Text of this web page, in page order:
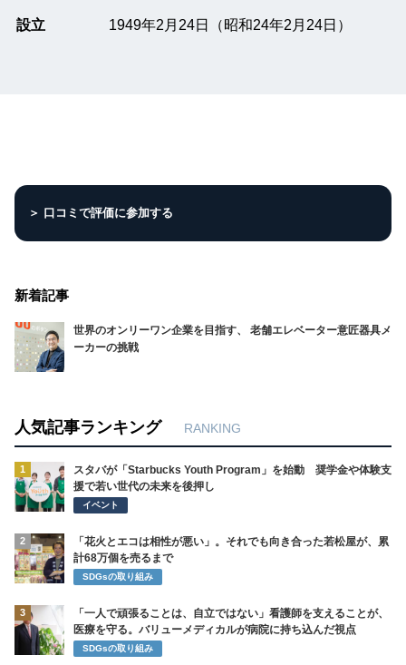
設立 1949年2月24日（昭和24年2月24日）
＞ 口コミで評価に参加する
新着記事
世界のオンリーワン企業を目指す、 老舗エレベーター意匠器具メ
ーカーの挑戦
人気記事ランキング RANKING
1
スタバが「Starbucks Youth Program」を始動 奨学金や体験支
援で若い世代の未来を後押し
イベント
2
「花火とエコは相性が悪い」。それでも向き合った若松屋が、累
計68万個を売るまで
SDGsの取り組み
3
「一人で頑張ることは、自立ではない」看護師を支えることが、
医療を守る。バリューメディカルが病院に持ち込んだ視点
SDGsの取り組み